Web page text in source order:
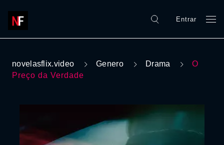
Entrar
novelasflix.video Genero Drama
O
Preço da Verdade